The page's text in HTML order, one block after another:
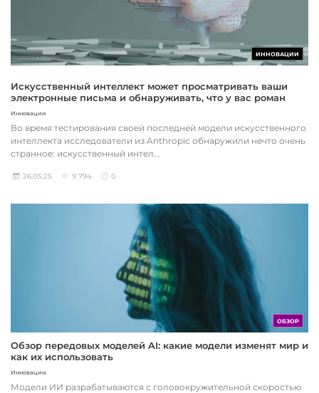
ИННОВАЦИИ
Искусственный интеллект может просматривать ваши
электронные письма и обнаруживать, что у вас роман
Инновации
Во время тестирования своей последней модели искусственного
интеллекта исследователи из Anthropic обнаружили нечто очень
странное: искусственный интел...
26.05.25 9 794 0
ОБЗОР
Обзор передовых моделей AI: какие модели изменят мир и
как их использовать
Инновации
Модели ИИ разрабатываются с головокружительной скоростью